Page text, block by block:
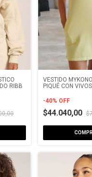
RIBB
VESTIDO
PIQUÉ CON VIVOS
-40% OFF
$44.040,00